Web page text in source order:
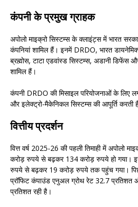
कंपनी के प्रमुख ग्राहक
अपोलो माइक्रो सिस्टम्स के क्लाइंट्स में भारत
कंपनियां शामिल हैं। इनमें DRDO, भारत
ब्रह्मोस, टाटा एडवांस्ड सिस्टम्स, अडानी
शामिल हैं।
कंपनी DRDO की मिसाइल परियोजनाओं के लिए
और इलेक्ट्रो-मैकेनिकल सिस्टम्स की आपूर्ति करती
वित्तीय प्रदर्शन
वित्त वर्ष 2025-26 की पहली तिमाही में अपोलो
करोड़ रुपये से बढ़कर 134 करोड़ रुपये हो गया।
रुपये से बढ़कर 19 करोड़ रुपये तक पहुंच गया।
प्रॉफिट कंपाउंड एनुअल ग्रोथ रेट 32.7 प्रतिशत
प्रतिशत रही है।